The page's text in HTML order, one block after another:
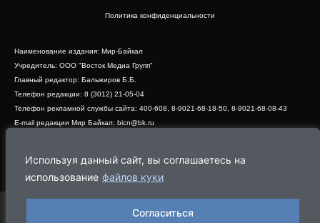
Используя данный сайт, вы соглашаетесь на
использование файлов куки
Согласиться
Политика конфиденциальности
Наименование издания: Мир-Байкал
Учредитель: ООО "Восток Медиа Групп"
Главный редактор: Бальжиров Б.Б.
Телефон редакции: 8 (3012) 21-05-04
Телефон рекламной службы сайта: 400-608, 8-9021-68-18-50, 8-9021-68-08-43
E-mail редакции Мир Байкал: bicn@bk.ru
Адрес редакции: 670000, г. Улан-Удэ, ул. Профсоюзная, дом 44, офис 1